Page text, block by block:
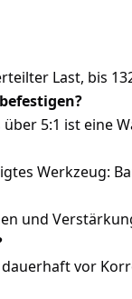
Last, bis
über 5:1 ist eine
Werkzeug:
und
vor